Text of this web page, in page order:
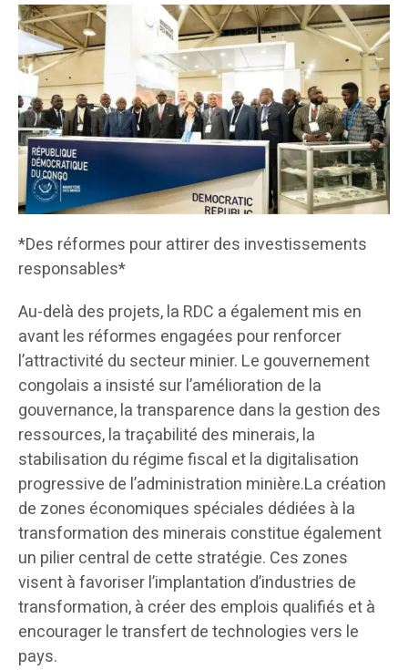
*Des réformes pour attirer des investissements
responsables*
Au-delà des projets, la RDC a également mis en
avant les réformes engagées pour renforcer
l’attractivité du secteur minier. Le gouvernement
congolais a insisté sur l’amélioration de la
gouvernance, la transparence dans la gestion des
ressources, la traçabilité des minerais, la
stabilisation du régime fiscal et la digitalisation
progressive de l’administration minière.La création
de zones économiques spéciales dédiées à la
transformation des minerais constitue également
un pilier central de cette stratégie. Ces zones
visent à favoriser l’implantation d’industries de
transformation, à créer des emplois qualifiés et à
encourager le transfert de technologies vers le
pays.